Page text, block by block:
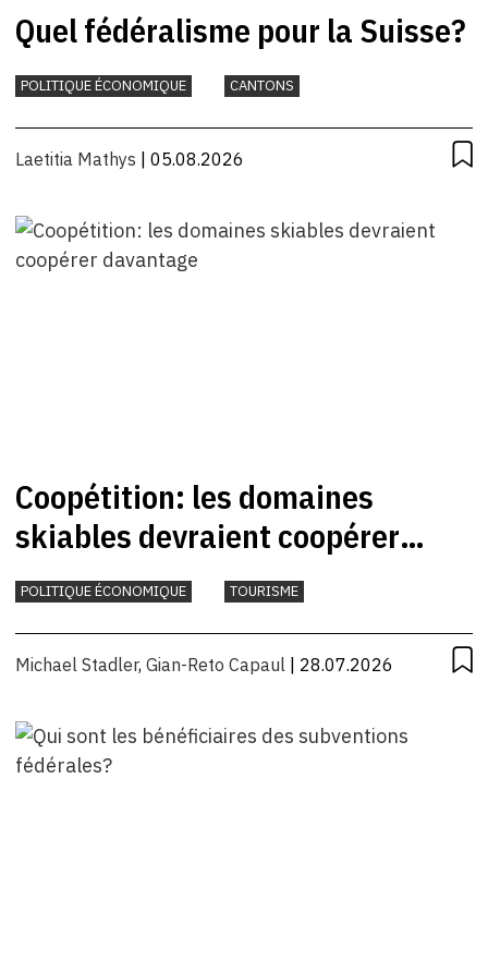
Quel fédéralisme pour la Suisse?
POLITIQUE ÉCONOMIQUE CANTONS
Laetitia Mathys | 05.08.2026
Coopétition: les domaines
skiables devraient coopérer
davantage
POLITIQUE ÉCONOMIQUE TOURISME
Michael Stadler, Gian-Reto Capaul | 28.07.2026